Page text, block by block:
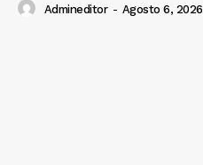
Admineditor - Agosto 6, 2026